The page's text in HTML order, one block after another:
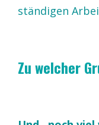
ständigen
Zu welcher